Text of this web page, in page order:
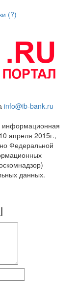
(?)
info@ib-bank.ru
информационная
апреля 2015г.,
Федеральной
данных.